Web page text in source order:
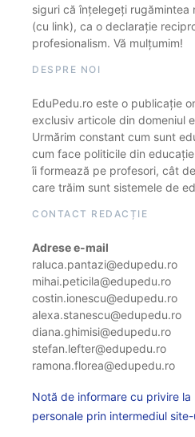
siguri că înțelegeți rugămintea
(cu link), ca o declarație
profesionalism. Vă mulțumim!
DESPRE NOI
EduPedu.ro este o publicație
exclusiv articole din domeniul
Urmărim constant cum sunt
cum face politicile din
îi formează pe profesori, cât
care trăim sunt sistemele de
CONTACT REDACȚIE
Adrese e-mail
raluca.pantazi@edupedu.ro
mihai.peticila@edupedu.ro
costin.ionescu@edupedu.ro
alexa.stanescu@edupedu.ro
diana.ghimisi@edupedu.ro
stefan.lefter@edupedu.ro
ramona.florea@edupedu.ro
Notă de informare cu privire
personale prin intermediul